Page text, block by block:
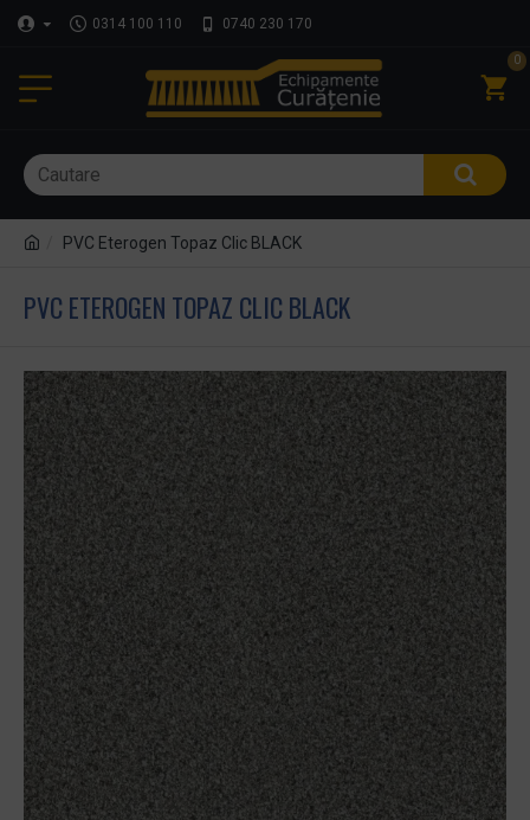
0314 100 110 0740 230 170
0
PVC Eterogen Topaz Clic BLACK
PVC ETEROGEN TOPAZ CLIC BLACK